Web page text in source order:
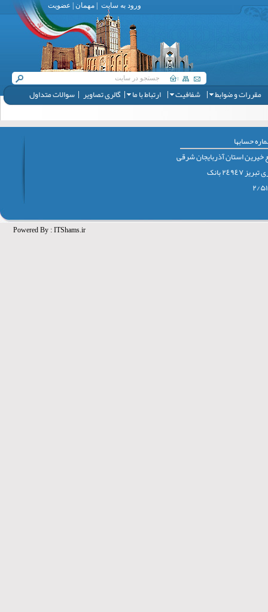
ورود به سایت مهمان عضویت
مقررات و ضوابط شفافیت ارتباط با ما گالری تصاویر سوالات متداول
حسابها
استان آذربايجان شرقی
بانک
Powered By : ITShams.ir